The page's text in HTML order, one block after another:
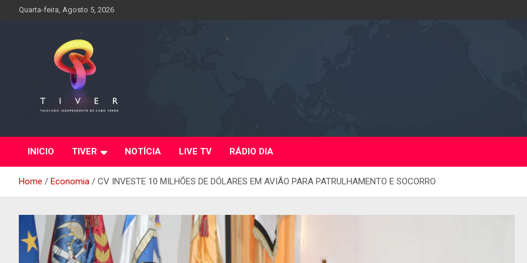
Quarta-feira, Agosto 5, 2026
INICIO TIVER NOTÍCIA LIVE TV RÁDIO DIA
Home Economia CV INVESTE 10 MILHÕES DE DÓLARES EM AVIÃO PARA PATRULHAMENTO E SOCORRO